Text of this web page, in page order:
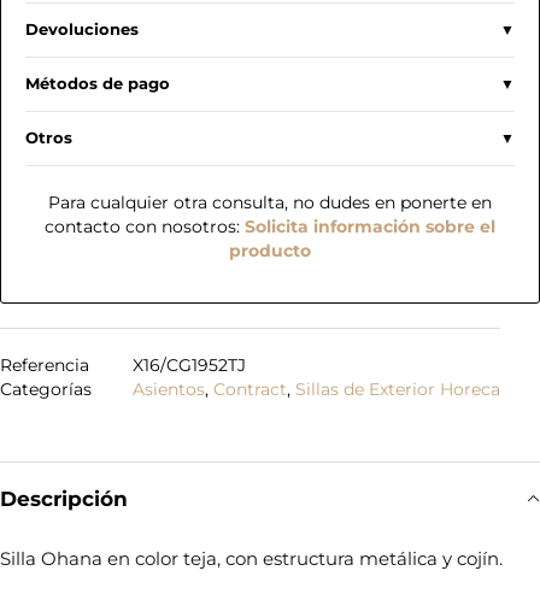
Devoluciones
Métodos de pago
Otros
Para cualquier otra consulta, no dudes en ponerte en
contacto con nosotros: Solicita información sobre el
producto
Referencia
X16/CG1952TJ
Categorías
Asientos, Contract, Sillas de Exterior Horeca
Descripción
Silla Ohana en color teja, con estructura metálica y cojín.